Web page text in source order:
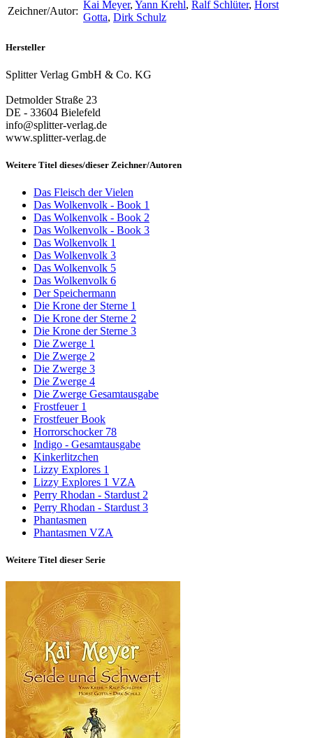
Zeichner/Autor:
Kai Meyer, Yann Krehl, Ralf Schlüter, Horst
Gotta, Dirk Schulz
Hersteller
Splitter Verlag GmbH & Co. KG
Detmolder Straße 23
DE - 33604 Bielefeld
info@splitter-verlag.de
www.splitter-verlag.de
Weitere Titel dieses/dieser Zeichner/Autoren
Das Fleisch der Vielen
Das Wolkenvolk - Book 1
Das Wolkenvolk - Book 2
Das Wolkenvolk - Book 3
Das Wolkenvolk 1
Das Wolkenvolk 3
Das Wolkenvolk 5
Das Wolkenvolk 6
Der Speichermann
Die Krone der Sterne 1
Die Krone der Sterne 2
Die Krone der Sterne 3
Die Zwerge 1
Die Zwerge 2
Die Zwerge 3
Die Zwerge 4
Die Zwerge Gesamtausgabe
Frostfeuer 1
Frostfeuer Book
Horrorschocker 78
Indigo - Gesamtausgabe
Kinkerlitzchen
Lizzy Explores 1
Lizzy Explores 1 VZA
Perry Rhodan - Stardust 2
Perry Rhodan - Stardust 3
Phantasmen
Phantasmen VZA
Weitere Titel dieser Serie